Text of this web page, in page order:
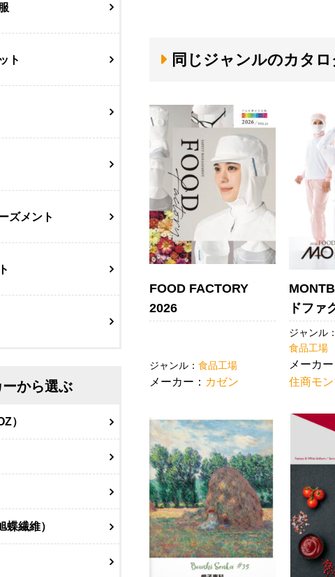
同じジャンルのカタ
FOOD FACTORY
2026
ジャンル： 食品工場
メーカー： カゼン
ドファ
ジャンル：
食品工場
メーカー
住商モ
ト
ズメント
ーから選ぶ
）
繊維）